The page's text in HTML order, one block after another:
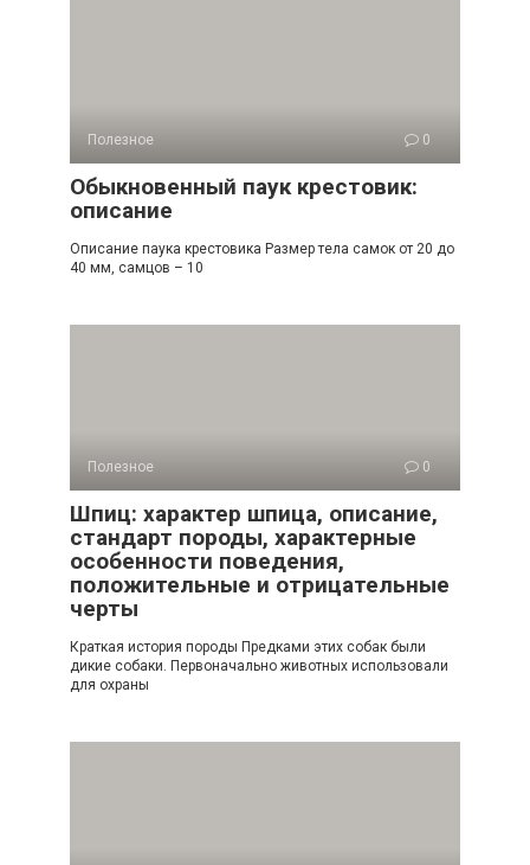
Полезное 0
Обыкновенный паук крестовик:
описание
Описание паука крестовика Размер тела самок от 20 до
40 мм, самцов – 10
Полезное 0
Шпиц: характер шпица, описание,
стандарт породы, характерные
особенности поведения,
положительные и отрицательные
черты
Краткая история породы Предками этих собак были
дикие собаки. Первоначально животных использовали
для охраны